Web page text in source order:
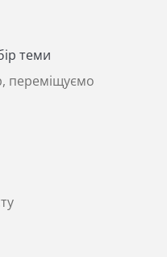
теми
переміщуємо